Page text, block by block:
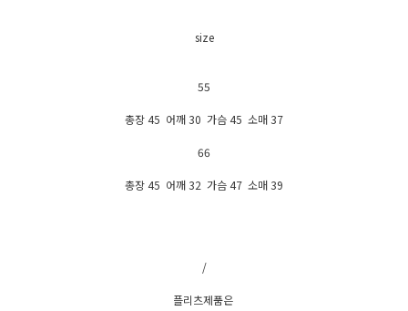
size
55
총장 45 어깨 30 가슴 45 소매 37
66
총장 45 어깨 32 가슴 47 소매 39
/
플리츠제품은